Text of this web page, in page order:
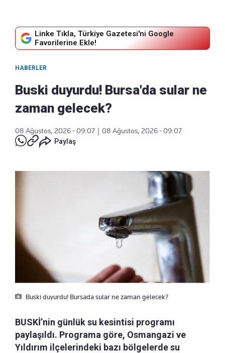
Linke Tıkla, Türkiye Gazetesi'ni Google
Favorilerine Ekle!
HABERLER
Buski duyurdu! Bursa'da sular ne
zaman gelecek?
08 Ağustos, 2026 - 09:07
08 Ağustos, 2026 - 09:07
Paylaş
Buski duyurdu! Bursada sular ne zaman gelecek?
BUSKİ’nin günlük su kesintisi programı
paylaşıldı. Programa göre, Osmangazi ve
Yıldırım ilçelerindeki bazı bölgelerde su